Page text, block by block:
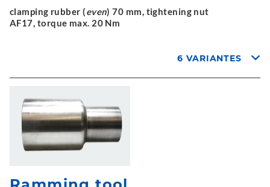
clamping rubber (even) 70 mm, tightening nut
AF17, torque max. 20 Nm
6 VARIANTES